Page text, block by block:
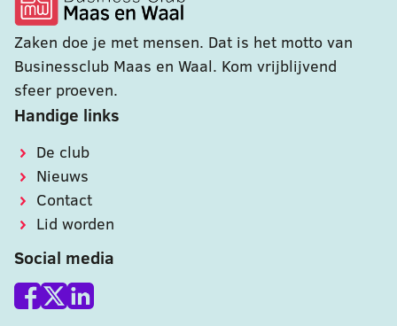
Zaken doe je met mensen. Dat is het motto van
Businessclub Maas en Waal. Kom vrijblijvend
sfeer proeven.
Handige links
De club
Nieuws
Contact
Lid worden
Social media